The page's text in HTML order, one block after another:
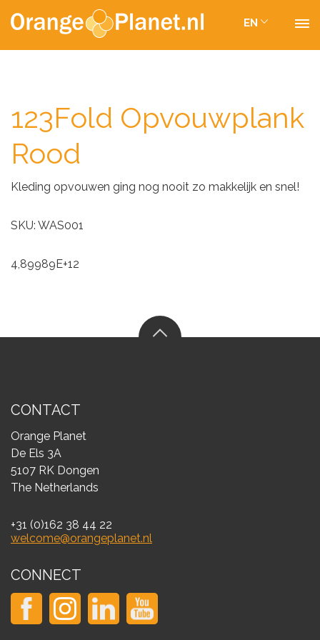
EN
123Fold Opvouwplank
Rood
Kleding opvouwen ging nog nooit zo makkelijk en snel!
SKU: WAS001
4,89989E+12
CONTACT
Orange Planet
De Els 3A
5107 RK Dongen
The Netherlands
+31 (0)162 38 44 22
welcome@orangeplanet.nl
CONNECT